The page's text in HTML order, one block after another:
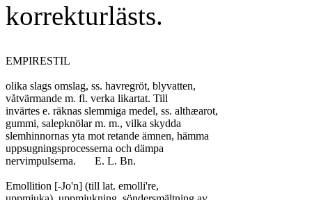
korrekturlästs.
EMPIRESTIL
olika slags omslag, ss. havregröt, blyvatten,
våtvärmande m. fl. verka likartat. Till
invärtes e. räknas slemmiga medel, ss. althæarot,
gummi, salepknölar m. m., vilka skydda
slemhinnornas yta mot retande ämnen, hämma
uppsugningsprocesserna och dämpa
nervimpulserna.	E. L. Bn.
Emollition [-Jo'n] (till lat. emolli're,